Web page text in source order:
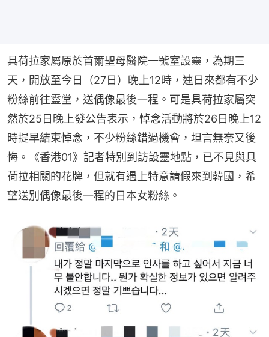
具荷拉家屬原於首爾聖母醫院一號室設靈，為期三
天，開放至今日（27日）晚上12時，連日來都有不少
粉絲前往靈堂，送偶像最後一程。可是具荷拉家屬突
然於25日晚上發公告表示，悼念活動將於26日晚上12
時提早結束悼念，不少粉絲錯過機會，坦言無奈又後
悔。《香港01》記者特別到訪設靈地點，已不見與具
荷拉相關的花牌，但就有遇上特意請假來到韓國，希
望送別偶像最後一程的日本女粉絲。